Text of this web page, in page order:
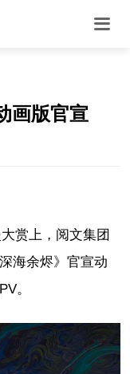
画版官宣
赏上，阅文集团
海余烬》官宣动
。